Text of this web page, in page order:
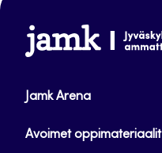
www.jamk.fi
Jamk Arena
Avoimet oppimateriaalit